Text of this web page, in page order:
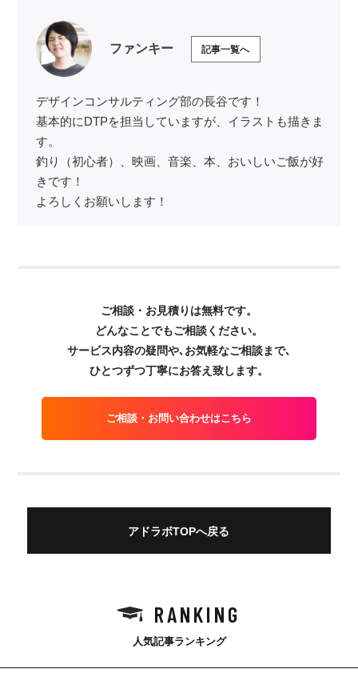
ファンキー 記事一覧へ
デザインコンサルティング部の長谷です！
基本的にDTPを担当していますが、イラストも描きま
す。
釣り（初心者）、映画、音楽、本、おいしいご飯が好
きです！
よろしくお願いします！
ご相談・お見積りは無料です。
どんなことでもご相談ください。
サービス内容の疑問や､お気軽なご相談まで､
ひとつずつ丁寧にお答え致します。
ご相談・お問い合わせはこちら
アドラボTOPへ戻る
RANKING
人気記事ランキング